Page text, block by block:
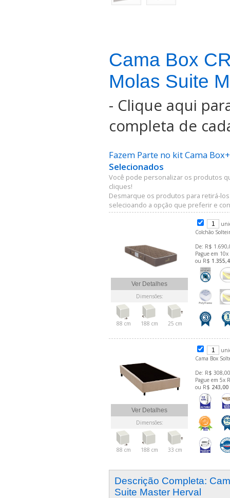
Cama Box
Molas Suite
- Clique aqui
completa de
Fazem Parte no kit Cama
Selecionados
Você pode personalizar os produtos
cliques!
Desmarque os produtos para retirá-
selecioando a opção que preferir e
Ver Detalhes
Dimensões:
88 cm 188 cm 25 cm
Colchão
De: R$
Pague em
ou R$
Ver Detalhes
Dimensões:
88 cm 188 cm 33 cm
Cama Box
De: R$
Pague em 5x
ou R$ 243,00
Descrição Completa:
Suite Master Herval